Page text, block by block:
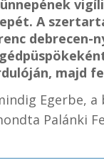
A
debrecen-
majd
Egerbe,
Palánki